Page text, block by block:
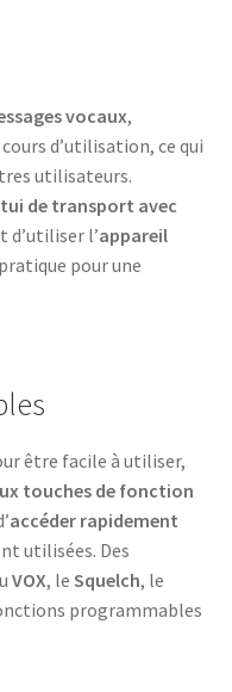
vocaux,
d’utilisation, ce qui
utilisateurs.
de transport avec
l’appareil
pour une
être facile à utiliser,
touches de fonction
accéder rapidement
utilisées. Des
VOX, le Squelch, le
programmables